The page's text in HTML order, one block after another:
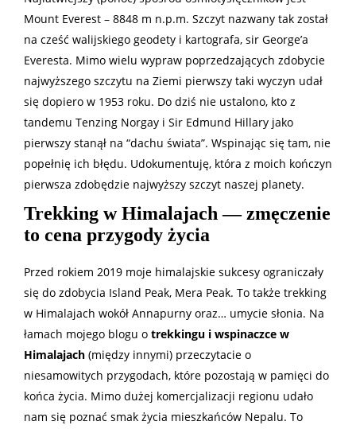
Mount Everest – 8848 m n.p.m. Szczyt nazwany tak został
na cześć walijskiego geodety i kartografa, sir George’a
Everesta. Mimo wielu wypraw poprzedzających zdobycie
najwyższego szczytu na Ziemi pierwszy taki wyczyn udał
się dopiero w 1953 roku. Do dziś nie ustalono, kto z
tandemu Tenzing Norgay i Sir Edmund Hillary jako
pierwszy stanął na “dachu świata”. Wspinając się tam, nie
popełnię ich błędu. Udokumentuję, która z moich kończyn
pierwsza zdobędzie najwyższy szczyt naszej planety.
Trekking w Himalajach — zmęczenie
to cena przygody życia
Przed rokiem 2019 moje himalajskie sukcesy ograniczały
się do zdobycia Island Peak, Mera Peak. To także trekking
w Himalajach wokół Annapurny oraz… umycie słonia. Na
łamach mojego blogu o trekkingu i wspinaczce w
Himalajach (między innymi) przeczytacie o
niesamowitych przygodach, które pozostają w pamięci do
końca życia. Mimo dużej komercjalizacji regionu udało
nam się poznać smak życia mieszkańców Nepalu. To